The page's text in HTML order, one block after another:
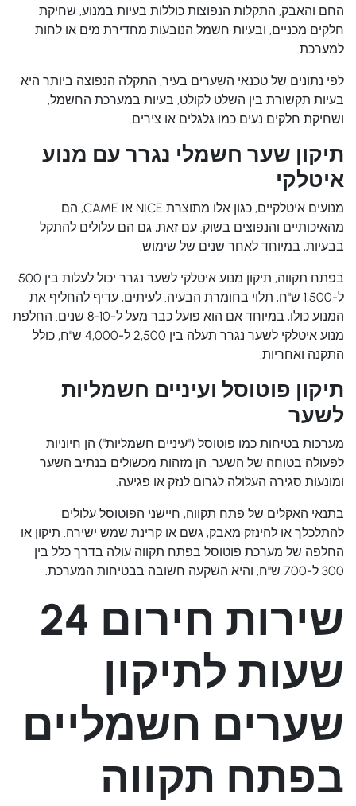
החם והאבק, התקלות הנפוצות כוללות בעיות במנוע, שחיקת
חלקים מכניים, ובעיות חשמל הנובעות מחדירת מים או לחות
למערכת.
לפי נתונים של טכנאי השערים בעיר, התקלה הנפוצה ביותר היא
בעיות תקשורת בין השלט לקולט, בעיות במערכת החשמל,
ושחיקת חלקים נעים כמו גלגלים או צירים.
תיקון שער חשמלי נגרר עם מנוע
איטלקי
מנועים איטלקיים, כגון אלו מתוצרת NICE או CAME, הם
מהאיכותיים והנפוצים בשוק. עם זאת, גם הם עלולים להתקל
בבעיות, במיוחד לאחר שנים של שימוש.
בפתח תקווה, תיקון מנוע איטלקי לשער נגרר יכול לעלות בין 500
ל-1,500 ש"ח, תלוי בחומרת הבעיה. לעיתים, עדיף להחליף את
המנוע כולו, במיוחד אם הוא פועל כבר מעל ל-8-10 שנים. החלפת
מנוע איטלקי לשער נגרר תעלה בין 2,500 ל-4,000 ש"ח, כולל
התקנה ואחריות.
תיקון פוטוסל ועיניים חשמליות
לשער
מערכות בטיחות כמו פוטוסל ("עיניים חשמליות") הן חיוניות
לפעולה בטוחה של השער. הן מזהות מכשולים בנתיב השער
ומונעות סגירה העלולה לגרום לנזק או פגיעה.
בתנאי האקלים של פתח תקווה, חיישני הפוטוסל עלולים
להתלכלך או להינזק מאבק, גשם או קרינת שמש ישירה. תיקון או
החלפה של מערכת פוטוסל בפתח תקווה עולה בדרך כלל בין
300 ל-700 ש"ח, והיא השקעה חשובה בבטיחות המערכת.
שירות חירום 24
שעות לתיקון
שערים חשמליים
בפתח תקווה